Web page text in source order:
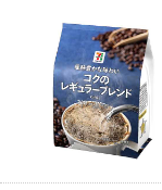
ギフト
プリペイドカード・
ニンテンドー・ダ
コピー
プリント
宅配便
切手・はがき・印紙
セブン銀行ATM
チケットサービス
セブンチケット
チケットぴあ
セブン‐イレブンで
タワーレコード
停電時のサービス
企業理念
会社概要
貸借対照表・損益計
セブン＆アイ・ホ
サステナビリティ
サステナビリティ推
加盟店オーナ
アルバイト
店舗検索